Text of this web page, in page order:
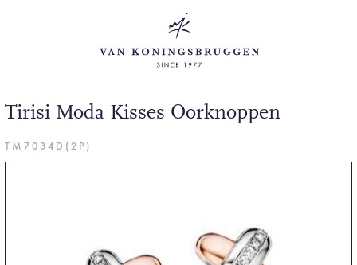
Tirisi Moda Kisses Oorknoppen
TM7034D(2P)